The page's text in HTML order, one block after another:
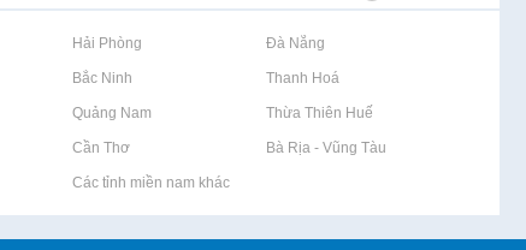
Rao vặt tại Hải Phòng Rao vặt tại Đà Nẵng
Rao vặt tại Bắc Ninh Rao vặt tại Thanh Hoá
Rao vặt tại Quảng Nam Rao vặt tại Thừa Thiên Huế
Rao vặt tại Cần Thơ Rao vặt tại Bà Rịa - Vũng Tàu
Rao vặt tại Các tỉnh miền nam khác